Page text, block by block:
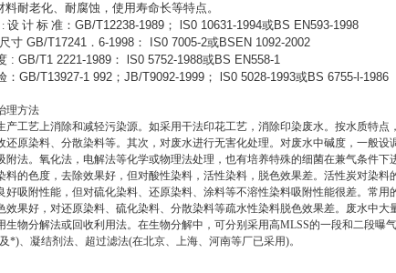
料耐老化、耐腐蚀，使用寿命长等特点。
: 设 计 标 准： GB/T12238-1989 ； lS0 10631-1994或BS EN593-1998
寸 GB/T17241 ． 6-1998 ： IS0 7005-2或BSEN 1092-2002
: GB/T1 2221-1989 ： lS0 5752-1988或BS EN558-1
： GB/T13927-1 992 ； JB/T9092-1999 ； lS0 5028-1993或BS 6755-l-1986
理方法
产工艺上消除和减轻污染源。如采用干法印花工艺，消除印染废水。按水质特
还原染料、分散染料等。其次，对废水进行无害化处理。对废水中碱度，一般
附法。氧化法，电解法等化学或物理法处理，也有培养特殊的细菌在兼气条件
料的色度，去除效果好，但对酸性染料，活性染料，脱色效果差。活性炭对染
好吸附性能，但对硫化染料、还原染料、涂料等不溶性染料吸附性能很差。常
效果好，对还原染料、硫化染料、分散染料等疏水性染料脱色效果差。废水中
生物分解法或回收利用法。在生物分解中，可分别采用高MLSS的一段和二段
*)、凝结剂法、超过滤法(在北京、上海、河南等厂已采用)。